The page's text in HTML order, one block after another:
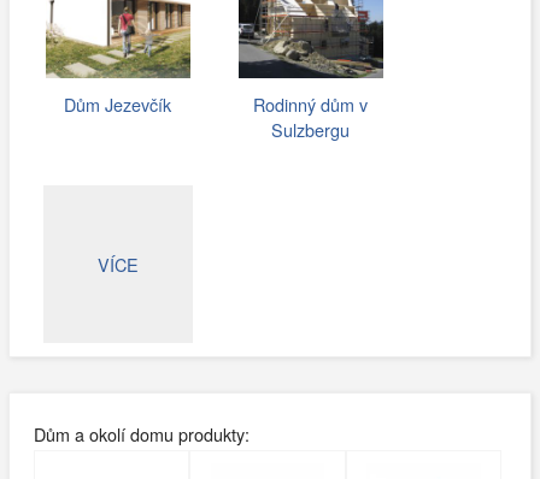
Dům Jezevčík
Rodinný dům v
Sulzbergu
VÍCE
Dům a okolí domu produkty: